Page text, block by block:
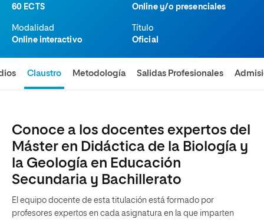
60 ECTS
Online y/o presenciales
Modalidad
Online interactivo
Título
Oficial
Claustro Metodología Salidas Profesionales
Conoce a los docentes expertos del
Máster en Didáctica de la Biología y
la Geología en Educación
Secundaria y Bachillerato
El equipo docente de esta titulación está formado por
profesores expertos en cada asignatura en la que imparten